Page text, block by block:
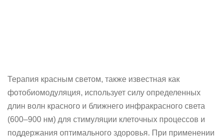
Терапия красным светом, также известная как
фотобиомодуляция, использует силу определенных
длин волн красного и ближнего инфракрасного света
(600–900 нм) для стимуляции клеточных процессов и
поддержания оптимального здоровья. При применении